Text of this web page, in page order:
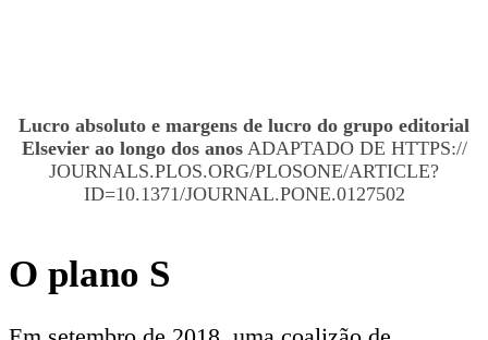
Lucro absoluto e margens de lucro do grupo editorial
Elsevier ao longo dos anosADAPTADO DE HTTPS://
JOURNALS.PLOS.ORG/PLOSONE/ARTICLE?
ID=10.1371/JOURNAL.PONE.0127502
O plano S